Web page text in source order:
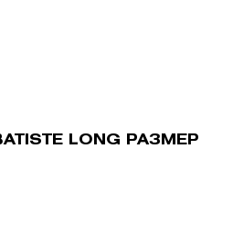
LONG РАЗМЕР